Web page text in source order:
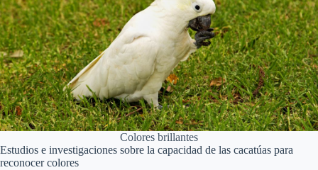
Colores brillantes
Estudios e investigaciones sobre la capacidad de las cacatúas para
reconocer colores